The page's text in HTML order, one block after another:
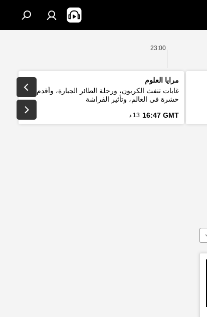
23:00
مرايا العلوم
غابات تنفث الكربون، ورحلة الطائر الجبارة، وأقدم
حشرة في العالم، وتأثير الفراشة
16:47 GMT 13 د